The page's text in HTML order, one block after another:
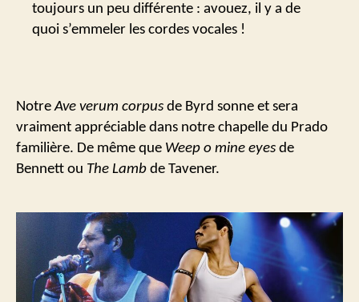
toujours un peu différente : avouez, il y a de
quoi s’emmeler les cordes vocales !
NotreAve verum corpus de Byrd sonne et sera
vraiment appréciable dans notre chapelle du Prado
familière. De même que Weep o mine eyes de
Bennett ou The Lamb de Tavener.